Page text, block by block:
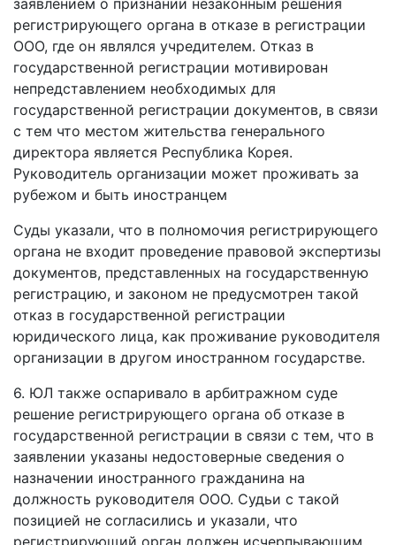
регистрирующего органа в отказе в регистрации
ООО, где он являлся учредителем. Отказ в
государственной регистрации мотивирован
непредставлением необходимых для
государственной регистрации документов, в связи
с тем что местом жительства генерального
директора является Республика Корея.
Руководитель организации может проживать за
рубежом и быть иностранцем
Суды указали, что в полномочия регистрирующего
органа не входит проведение правовой экспертизы
документов, представленных на государственную
регистрацию, и законом не предусмотрен такой
отказ в государственной регистрации
юридического лица, как проживание руководителя
организации в другом иностранном государстве.
6. ЮЛ также оспаривало в арбитражном суде
решение регистрирующего органа об отказе в
государственной регистрации в связи с тем, что в
заявлении указаны недостоверные сведения о
назначении иностранного гражданина на
должность руководителя ООО. Судьи с такой
позицией не согласились и указали, что
регистрирующий орган должен исчерпывающим